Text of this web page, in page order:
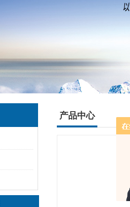
产品中心